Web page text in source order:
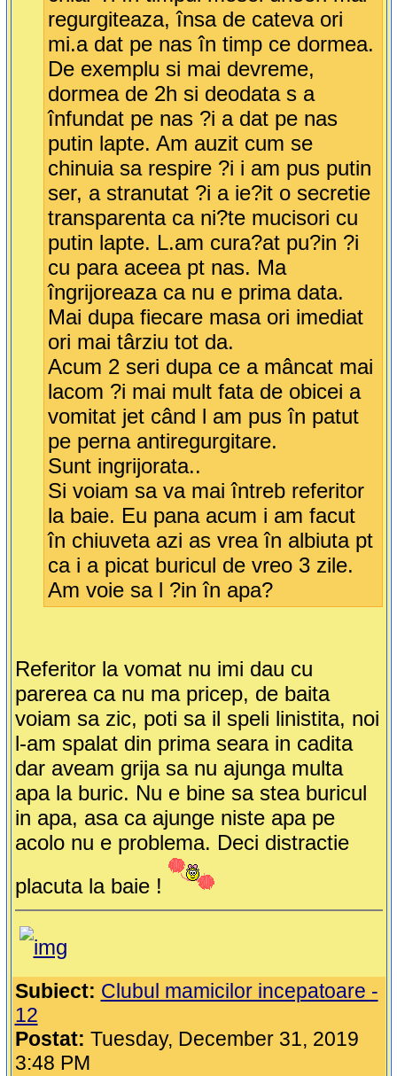
regurgiteaza, însa de cateva ori
mi.a dat pe nas în timp ce dormea.
De exemplu si mai devreme,
dormea de 2h si deodata s a
înfundat pe nas ?i a dat pe nas
putin lapte. Am auzit cum se
chinuia sa respire ?i i am pus putin
ser, a stranutat ?i a ie?it o secretie
transparenta ca ni?te mucisori cu
putin lapte. L.am cura?at pu?in ?i
cu para aceea pt nas. Ma
îngrijoreaza ca nu e prima data.
Mai dupa fiecare masa ori imediat
ori mai târziu tot da.
Acum 2 seri dupa ce a mâncat mai
lacom ?i mai mult fata de obicei a
vomitat jet când l am pus în patut
pe perna antiregurgitare.
Sunt ingrijorata..
Si voiam sa va mai întreb referitor
la baie. Eu pana acum i am facut
în chiuveta azi as vrea în albiuta pt
ca i a picat buricul de vreo 3 zile.
Am voie sa l ?in în apa?
Referitor la vomat nu imi dau cu
parerea ca nu ma pricep, de baita
voiam sa zic, poti sa il speli linistita, noi
l-am spalat din prima seara in cadita
dar aveam grija sa nu ajunga multa
apa la buric. Nu e bine sa stea buricul
in apa, asa ca ajunge niste apa pe
acolo nu e problema. Deci distractie
placuta la baie !
Subiect: Clubul mamicilor incepatoare -
12
Postat: Tuesday, December 31, 2019
3:48 PM